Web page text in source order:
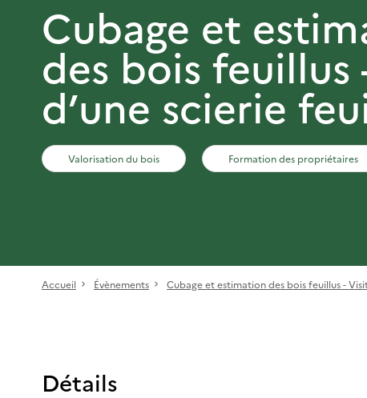
Cubage et
des bois feuillus
d’une scierie
Valorisation du bois Formation des propriétaires
Accueil Évènements Cubage et estimation des bois feuillus -
Détails